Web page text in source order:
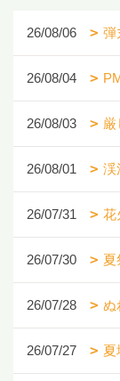
26/08/06 弾
26/08/04
26/08/03 厳
26/08/01 渓
26/07/31 花
26/07/30 夏
26/07/28 ぬ
26/07/27 夏